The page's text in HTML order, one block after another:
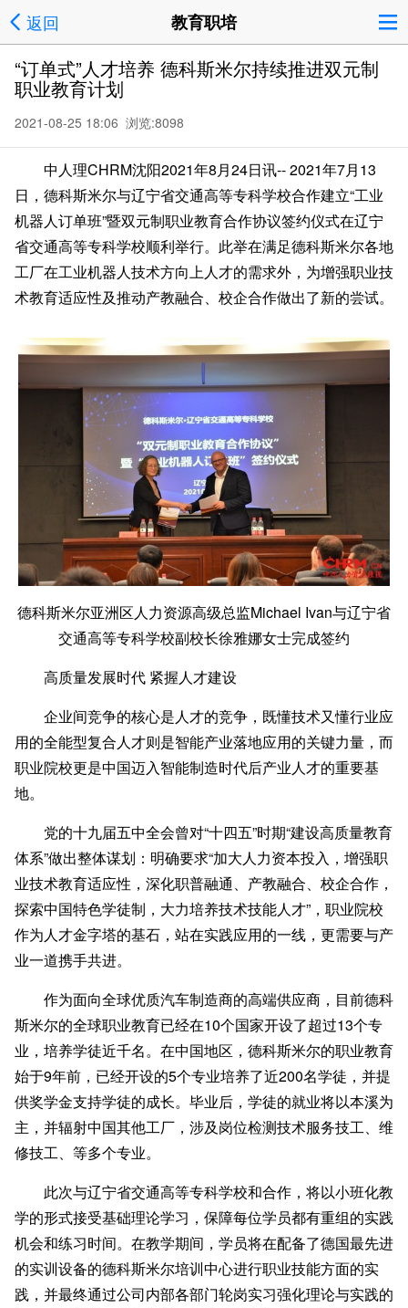
返回 教育职培
“订单式”人才培养 德科斯米尔持续推进双元制
职业教育计划
2021-08-25 18:06 浏览:8098
中人理CHRM沈阳2021年8月24日讯-- 2021年7月13
日，德科斯米尔与辽宁省交通高等专科学校合作建立“工业
机器人订单班”暨双元制职业教育合作协议签约仪式在辽宁
省交通高等专科学校顺利举行。此举在满足德科斯米尔各地
工厂在工业机器人技术方向上人才的需求外，为增强职业技
术教育适应性及推动产教融合、校企合作做出了新的尝试。
德科斯米尔亚洲区人力资源高级总监Michael Ivan与辽宁省
交通高等专科学校副校长徐雅娜女士完成签约
高质量发展时代 紧握人才建设
企业间竞争的核心是人才的竞争，既懂技术又懂行业应
用的全能型复合人才则是智能产业落地应用的关键力量，而
职业院校更是中国迈入智能制造时代后产业人才的重要基
地。
党的十九届五中全会曾对“十四五”时期“建设高质量教育
体系”做出整体谋划：明确要求“加大人力资本投入，增强职
业技术教育适应性，深化职普融通、产教融合、校企合作，
探索中国特色学徒制，大力培养技术技能人才”，职业院校
作为人才金字塔的基石，站在实践应用的一线，更需要与产
业一道携手共进。
作为面向全球优质汽车制造商的高端供应商，目前德科
斯米尔的全球职业教育已经在10个国家开设了超过13个专
业，培养学徒近千名。在中国地区，德科斯米尔的职业教育
始于9年前，已经开设的5个专业培养了近200名学徒，并提
供奖学金支持学徒的成长。毕业后，学徒的就业将以本溪为
主，并辐射中国其他工厂，涉及岗位检测技术服务技工、维
修技工、等多个专业。
此次与辽宁省交通高等专科学校和合作，将以小班化教
学的形式接受基础理论学习，保障每位学员都有重组的实践
机会和练习时间。在教学期间，学员将在配备了德国最先进
的实训设备的德科斯米尔培训中心进行职业技能方面的实
践，并最终通过公司内部各部门轮岗实习强化理论与实践的